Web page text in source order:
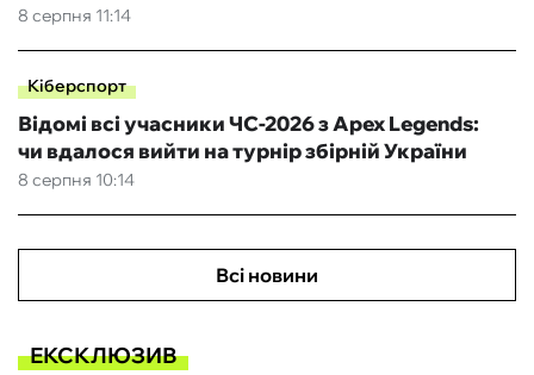
8 серпня 11:14
Кіберспорт
8 серпня 10:14
Відомі всі учасники ЧС-2026 з Apex Legends:
чи вдалося вийти на турнір збірній України
Всі новини
ЕКСКЛЮЗИВ